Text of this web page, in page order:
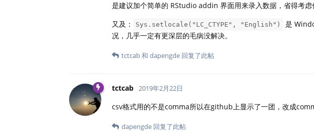
是建议加个简单的 RStudio addin 界面用来录入数据，省得考虑
又及：
Sys.setlocale("LC_CTYPE", "English")
是
况，几乎一定有更深层的毛病没解决。
tctcab和 dapengde 回复了此帖
tctcab 2019年2月22日
csv格式用的不是comma所以在github上显示了一团，改成
dapengde 回复了此帖